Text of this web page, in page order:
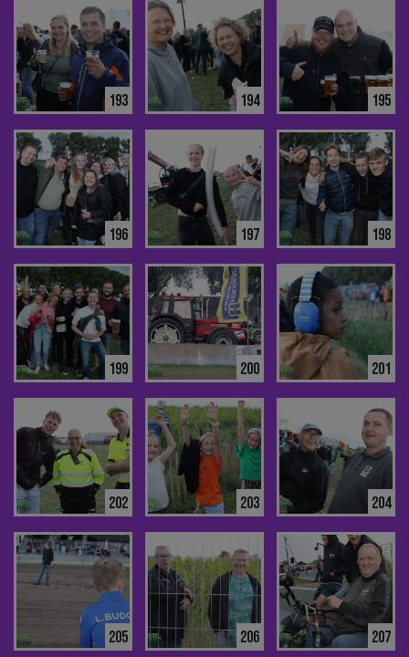
193 194 195
196 197 198
199 200 201
202 203 204
205 206 207